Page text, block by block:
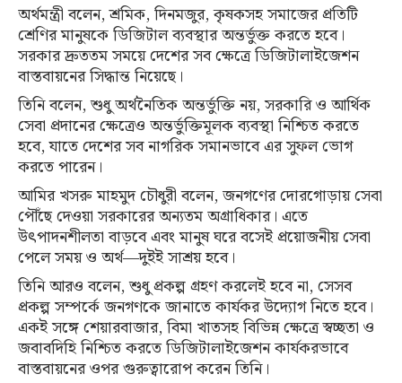
অর্থমন্ত্রী বলেন, শ্রমিক, দিনমজুর, কৃষকসহ সমাজের প্রতিটি
শ্রেণির মানুষকে ডিজিটাল ব্যবস্থার অন্তর্ভুক্ত করতে হবে।
সরকার দ্রুততম সময়ে দেশের সব ক্ষেত্রে ডিজিটালাইজেশন
বাস্তবায়নের সিদ্ধান্ত নিয়েছে।
তিনি বলেন, শুধু অর্থনৈতিক অন্তর্ভুক্তি নয়, সরকারি ও আর্থিক
সেবা প্রদানের ক্ষেত্রেও অন্তর্ভুক্তিমূলক ব্যবস্থা নিশ্চিত করতে
হবে, যাতে দেশের সব নাগরিক সমানভাবে এর সুফল ভোগ
করতে পারেন।
আমির খসরু মাহমুদ চৌধুরী বলেন, জনগণের দোরগোড়ায় সেবা
পৌঁছে দেওয়া সরকারের অন্যতম অগ্রাধিকার। এতে
উৎপাদনশীলতা বাড়বে এবং মানুষ ঘরে বসেই প্রয়োজনীয় সেবা
পেলে সময় ও অর্থ—দুইই সাশ্রয় হবে।
তিনি আরও বলেন, শুধু প্রকল্প গ্রহণ করলেই হবে না, সেসব
প্রকল্প সম্পর্কে জনগণকে জানাতে কার্যকর উদ্যোগ নিতে হবে।
একই সঙ্গে শেয়ারবাজার, বিমা খাতসহ বিভিন্ন ক্ষেত্রে স্বচ্ছতা ও
জবাবদিহি নিশ্চিত করতে ডিজিটালাইজেশন কার্যকরভাবে
বাস্তবায়নের ওপর গুরুত্বারোপ করেন তিনি।